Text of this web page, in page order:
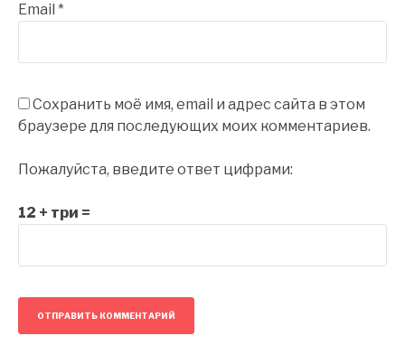
Email *
Сохранить моё имя, email и адрес сайта в этом
браузере для последующих моих комментариев.
Пожалуйста, введите ответ цифрами:
12 + три =